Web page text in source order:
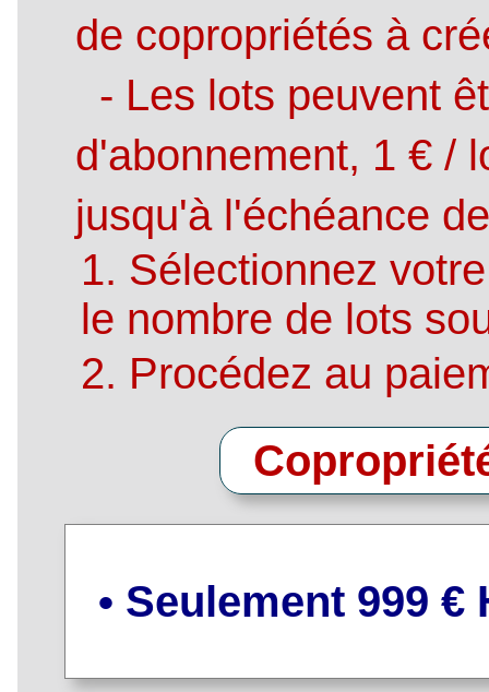
de copropriétés à
- Les lots peuvent
d'abonnement, 1 € /
jusqu'à l'échéance
1. Sélectionnez
le nombre de lots
2. Procédez au
• Seulement 999